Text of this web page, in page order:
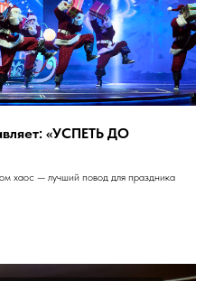
«УСПЕТЬ ДО
хаос — лучший повод для праздника